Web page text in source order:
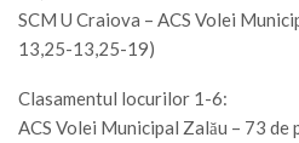
SCM U Craiova – ACS Volei
13,25-13,25-19)
Clasamentul locurilor 1-6:
ACS Volei Municipal Zalău – 73 de